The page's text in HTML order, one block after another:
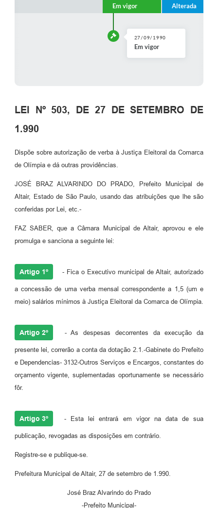
Em vigor
27/09/1990
Em vigor
Alterada
LEI Nº 503, DE 27 DE SETEMBRO DE
1.990
Dispõe sobre autorização de verba à Justiça Eleitoral da Comarca
de Olímpia e dá outras providências.
JOSÉ BRAZ ALVARINDO DO PRADO, Prefeito Municipal de
Altair, Estado de São Paulo, usando das atribuições que lhe são
conferidas por Lei, etc.-
FAZ SABER, que a Câmara Municipal de Altair, aprovou e ele
promulga e sanciona a seguinte lei:
Artigo 1º - Fica o Executivo municipal de Altair, autorizado
a concessão de uma verba mensal correspondente a 1,5 (um e
meio) salários mínimos à Justiça Eleitoral da Comarca de Olímpia.
Artigo 2º - As despesas decorrentes da execução da
presente lei, correrão a conta da dotação 2.1.-Gabinete do Prefeito
e Dependencias- 3132-Outros Serviços e Encargos, constantes do
orçamento vigente, suplementadas oportunamente se necessário
fôr.
Artigo 3º - Esta lei entrará em vigor na data de sua
publicação, revogadas as disposições em contrário.
Registre-se e publique-se.
Prefeitura Municipal de Altair, 27 de setembro de 1.990.
José Braz Alvarindo do Prado
-Prefeito Municipal-